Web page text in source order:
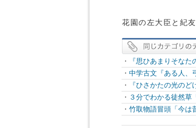
花園の左大臣と紀
・
『思ひあまりそな
・ 中学古文『ある人、
・
『ひさかたの光の
・ ３分でわかる徒然草
・ 竹取物語冒頭「今は